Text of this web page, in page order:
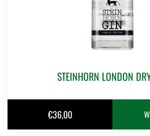
STEINHORN LONDON
€36,00